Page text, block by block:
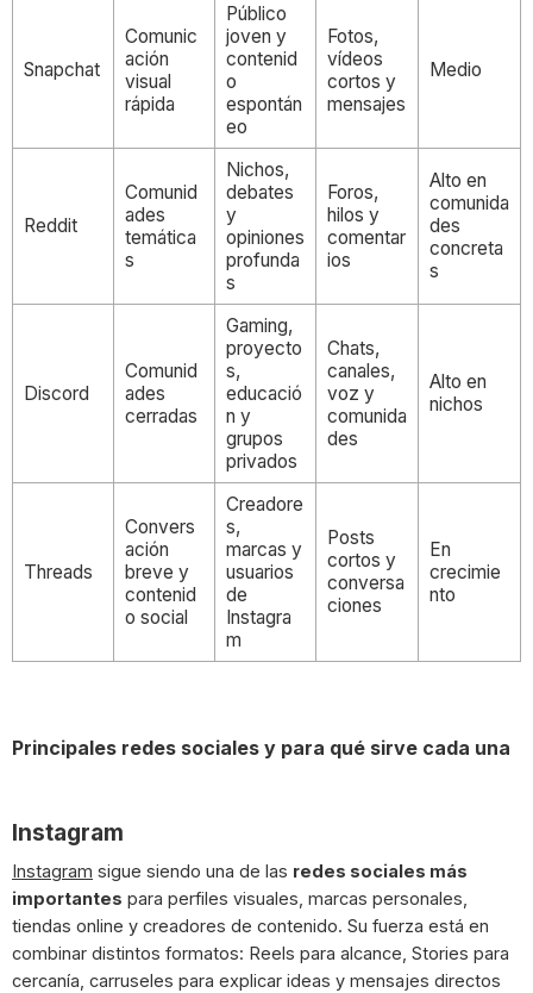
Snapchat
Comunic
ación
visual
rápida
Público
joven y
contenid
o
espontán
eo
Fotos,
vídeos
cortos y
mensajes
Medio
Reddit
Comunid
ades
temática
s
Nichos,
debates
y
opiniones
profunda
s
Foros,
hilos y
comentar
ios
Alto en
comunida
des
concreta
s
Discord
Comunid
ades
cerradas
Gaming,
proyecto
s,
educació
n y
grupos
privados
Chats,
canales,
voz y
comunida
des
Alto en
nichos
Threads
Convers
ación
breve y
contenid
o social
Creadore
s,
marcas y
usuarios
de
Instagra
m
Posts
cortos y
conversa
ciones
En
crecimie
nto
Principales redes sociales y para qué sirve cada una
Instagram
Instagram sigue siendo una de las redes sociales más
importantes para perfiles visuales, marcas personales,
tiendas online y creadores de contenido. Su fuerza está en
combinar distintos formatos: Reels para alcance, Stories para
cercanía, carruseles para explicar ideas y mensajes directos